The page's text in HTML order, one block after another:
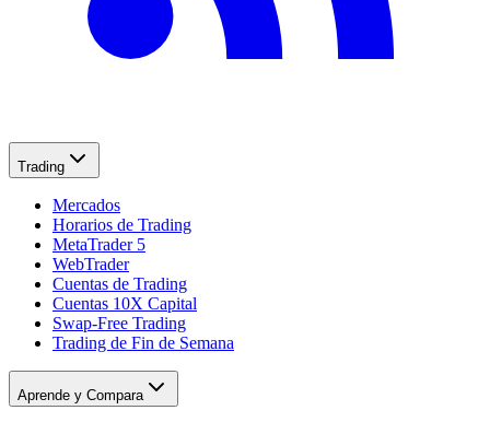
Trading
Mercados
Horarios de Trading
MetaTrader 5
WebTrader
Cuentas de Trading
Cuentas 10X Capital
Swap-Free Trading
Trading de Fin de Semana
Aprende y Compara